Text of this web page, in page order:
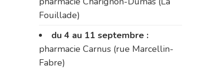
Fouillade)
du 4 au 11 septembre :
pharmacie Carnus (rue Marcellin-
Fabre)